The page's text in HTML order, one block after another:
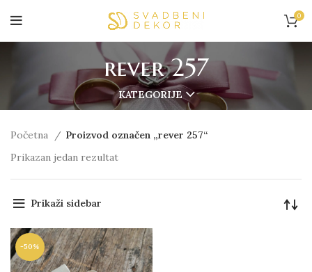
0
rever 257
KATEGORIJE
Početna
Proizvod označen „rever 257“
Prikazan jedan rezultat
Prikaži sidebar
-50%